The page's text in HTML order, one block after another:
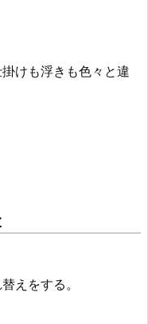
けも浮きも色々と違
えをする。